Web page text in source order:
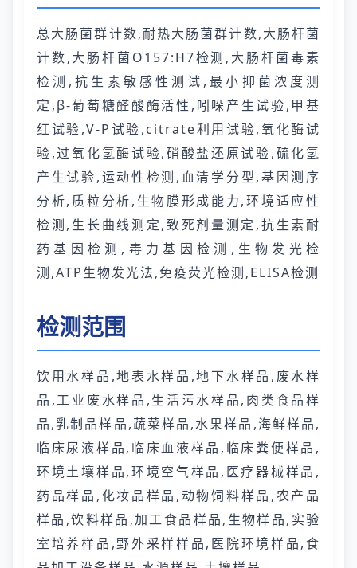
总大肠菌群计数,耐热大肠菌群计数,大肠杆菌
计数,大肠杆菌O157:H7检测,大肠杆菌毒素
检测,抗生素敏感性测试,最小抑菌浓度测
定,β-葡萄糖醛酸酶活性,吲哚产生试验,甲基
红试验,V-P试验,citrate利用试验,氧化酶试
验,过氧化氢酶试验,硝酸盐还原试验,硫化氢
产生试验,运动性检测,血清学分型,基因测序
分析,质粒分析,生物膜形成能力,环境适应性
检测,生长曲线测定,致死剂量测定,抗生素耐
药基因检测,毒力基因检测,生物发光检
测,ATP生物发光法,免疫荧光检测,ELISA检测
检测范围
饮用水样品,地表水样品,地下水样品,废水样
品,工业废水样品,生活污水样品,肉类食品样
品,乳制品样品,蔬菜样品,水果样品,海鲜样品,
临床尿液样品,临床血液样品,临床粪便样品,
环境土壤样品,环境空气样品,医疗器械样品,
药品样品,化妆品样品,动物饲料样品,农产品
样品,饮料样品,加工食品样品,生物样品,实验
室培养样品,野外采样样品,医院环境样品,食